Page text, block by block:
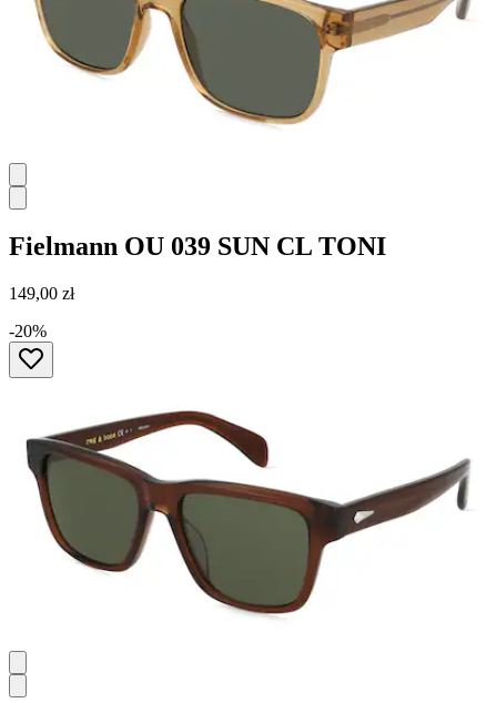
Fielmann OU 039 SUN CL TONI
149,00 zł
-20%